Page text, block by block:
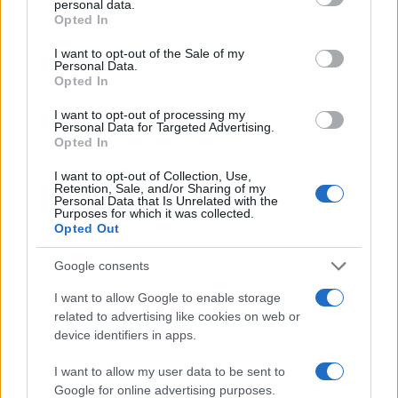
grant or deny consent to Google and its third-party tags to
use your data for below specified purposes in below Google
consent section.
personal data.
Opted In
I want to opt-out of the Sale of my
Personal Data.
Opted In
I want to opt-out of processing my
Personal Data for Targeted Advertising.
Opted In
I want to opt-out of Collection, Use,
Retention, Sale, and/or Sharing of my
Personal Data that Is Unrelated with the
Purposes for which it was collected.
Opted Out
Google consents
I want to allow Google to enable storage
related to advertising like cookies on web or
device identifiers in apps.
I want to allow my user data to be sent to
Google for online advertising purposes.
Φτάνοντας στο σημείο, οι αστυνομικοί εντόπισαν
τον 50χρονο σύζυγό της, νεκρό. Δίπλα του
βρέθηκε το υπηρεσιακό του όπλο και ένας
Οι έρευνες για τη γυναικοκτονία συνεχίζονται
προκειμένου να φωτιστούν όλες οι πτυχές της
υπόθεσης και να διαπιστωθούν τα αίτια που
οδήγησαν σε αυτή την ανείπωτη οικογενειακή
τραγωδία.
Τραγικά θύματα της υπόθεσης παραμένουν το
16χρονο παιδί που ειδοποίησε την ΕΛΑΣ αλλά
και η μεγαλύτερη κόρη τους που σπουδάζει στη
Θεσσαλονίκη.